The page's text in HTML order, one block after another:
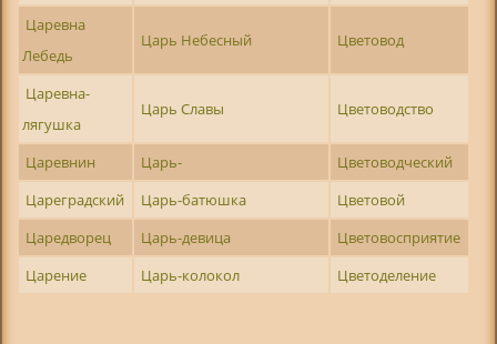
Царевна
Лебедь
Царь Небесный Цветовод
Царевна-
лягушка
Царь Славы Цветоводство
Царевнин Царь-
Цветоводческий
Цареградский
Царь-батюшка
Цветовой
Царедворец
Царь-девица
Цветовосприятие
Царение
Царь-колокол Цветоделение